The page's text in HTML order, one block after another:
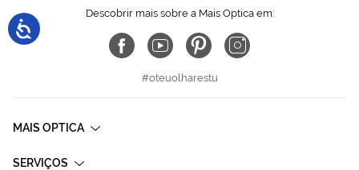
Descobrir mais sobre a Mais Optica em:
#oteuolharestu
MAIS OPTICA
SERVIÇOS